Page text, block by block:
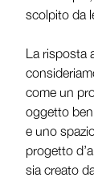
scolpito da
La
come un
oggetto
e uno
progetto
sia creato